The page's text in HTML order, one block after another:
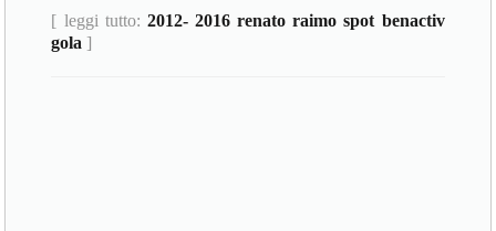
[ leggi tutto: 2012- 2016 renato raimo spot benactiv
gola ]